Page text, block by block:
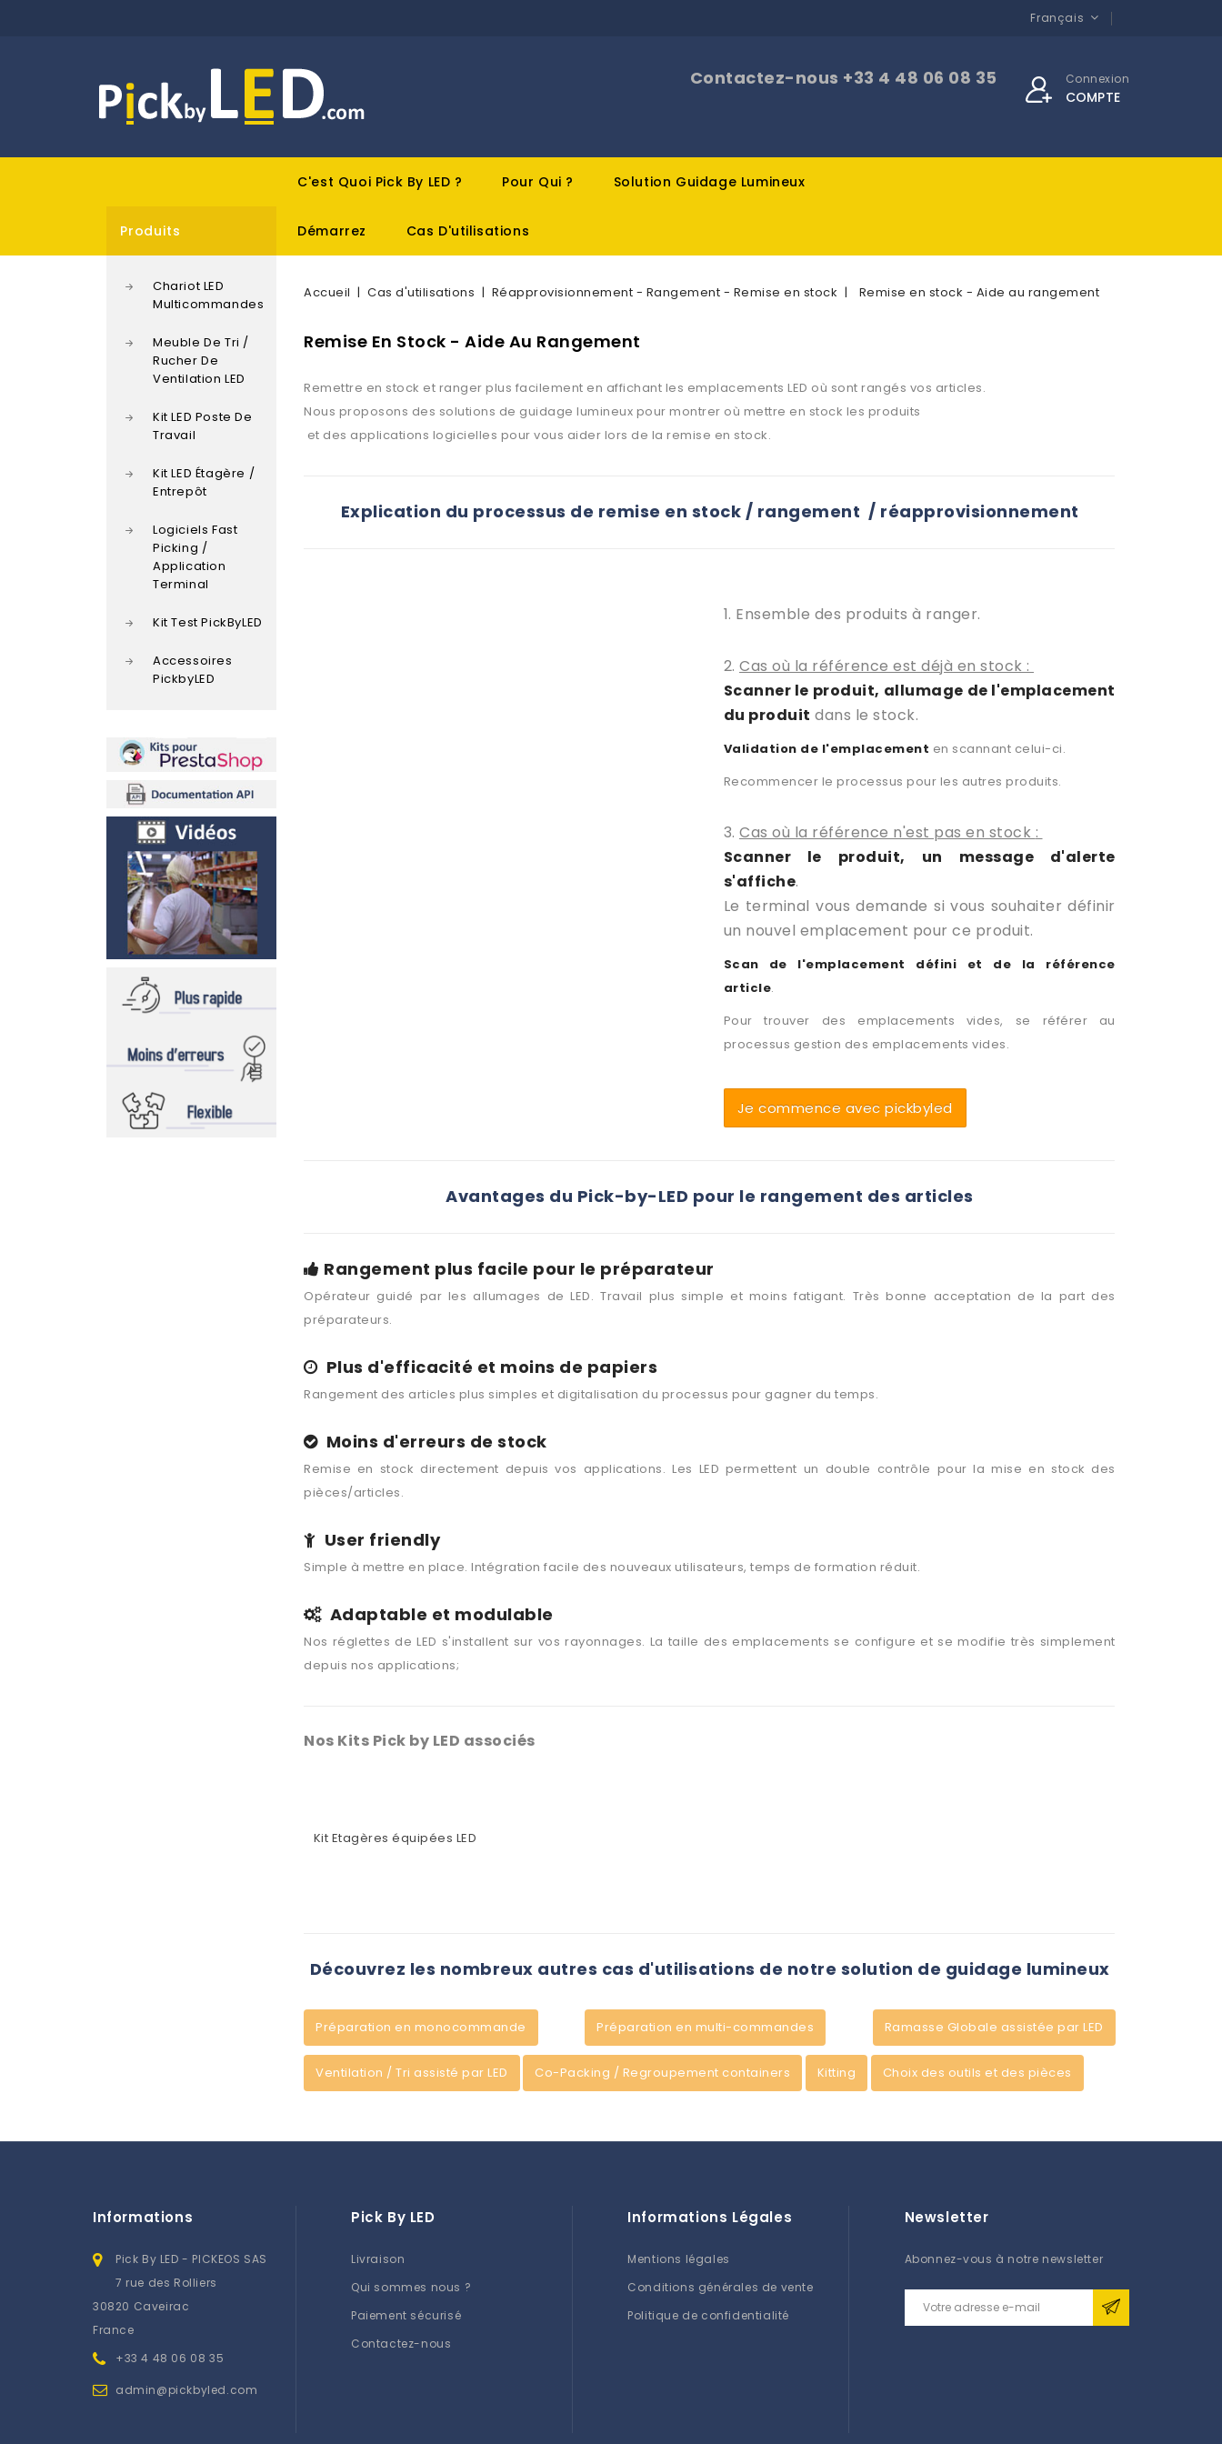
Français
Connexion
COMPTE
Contactez-nous +33 4 48 06 08 35
C'est Quoi Pick By LED ? Pour Qui ? Solution Guidage Lumineux
Démarrez Cas D'utilisations
Produits
Chariot LED
Multicommandes
Meuble De Tri /
Rucher De
Ventilation LED
Kit LED Poste De
Travail
Kit LED Étagère /
Entrepôt
Logiciels Fast
Picking /
Application
Terminal
Kit Test PickByLED
Accessoires
PickbyLED
Accueil Cas d'utilisations Réapprovisionnement - Rangement - Remise en stock Remise en stock - Aide au rangement
Remise En Stock - Aide Au Rangement
Remettre en stock et ranger plus facilement en affichant les emplacements LED où sont rangés vos articles.
Nous proposons des solutions de guidage lumineux pour montrer où mettre en stock les produits
et des applications logicielles pour vous aider lors de la remise en stock.
Explication du processus de remise en stock / rangement / réapprovisionnement
1. Ensemble des produits à ranger.
2. Cas où la référence est déjà en stock :
Scanner le produit, allumage de l'emplacement
du produit dans le stock.
Validation de l'emplacement en scannant celui-ci.
Recommencer le processus pour les autres produits.
3. Cas où la référence n'est pas en stock :
Scanner le produit, un message d'alerte
s'affiche.
Le terminal vous demande si vous souhaiter définir
un nouvel emplacement pour ce produit.
Scan de l'emplacement défini et de la référence
article.
Pour trouver des emplacements vides, se référer au
processus gestion des emplacements vides.
Je commence avec pickbyled
Avantages du Pick-by-LED pour le rangement des articles
Rangement plus facile pour le préparateur
Opérateur guidé par les allumages de LED. Travail plus simple et moins fatigant. Très bonne acceptation de la part des
préparateurs.
Plus d'efficacité et moins de papiers
Rangement des articles plus simples et digitalisation du processus pour gagner du temps.
Moins d'erreurs de stock
Remise en stock directement depuis vos applications. Les LED permettent un double contrôle pour la mise en stock des
pièces/articles.
User friendly
Simple à mettre en place. Intégration facile des nouveaux utilisateurs, temps de formation réduit.
Adaptable et modulable
Nos réglettes de LED s'installent sur vos rayonnages. La taille des emplacements se configure et se modifie très simplement
depuis nos applications;
Nos Kits Pick by LED associés
Kit Etagères équipées LED
Découvrez les nombreux autres cas d'utilisations de notre solution de guidage lumineux
Préparation en monocommande Préparation en multi-commandes Ramasse Globale assistée par LED
Ventilation / Tri assisté par LED Co-Packing / Regroupement containers Kitting Choix des outils et des pièces
Newsletter
Abonnez-vous à notre newsletter
Informations
Pick By LED - PICKEOS SAS
7 rue des Rolliers
30820 Caveirac
France
+33 4 48 06 08 35
admin@pickbyled.com
Pick By LED
Livraison
Qui sommes nous ?
Paiement sécurisé
Contactez-nous
Informations Légales
Mentions légales
Conditions générales de vente
Politique de confidentialité